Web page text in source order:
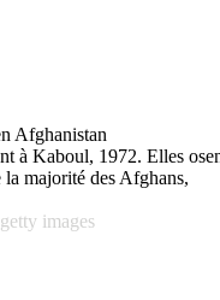
Afghanistan
à Kaboul, 1972. Elles
majorité des Afghans,
images